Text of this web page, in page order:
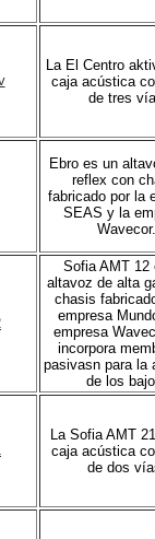
La El Centro
caja acústica
de tres
Ebro es un
reflex con
fabricado por la
SEAS y la
Wavecor.
Sofia AMT 12
altavoz de alta
chasis
empresa
empresa
incorpora
pasivasn para la
de los
La Sofia AMT
caja acústica
de dos